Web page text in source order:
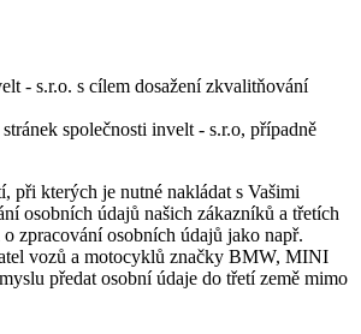
- s.r.o. s cílem dosažení zkvalitňování
společnosti invelt - s.r.o, případně
při kterých je nutné nakládat s Vašimi
osobních údajů našich zákazníků a třetích
zpracování osobních údajů jako např.
vozů a motocyklů značky BMW, MINI
předat osobní údaje do třetí země mimo